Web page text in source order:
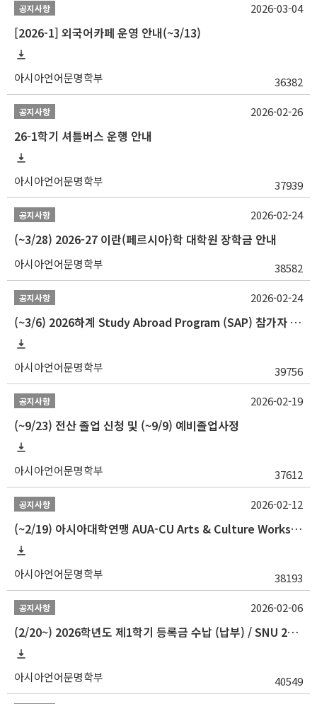
공지사항
[2026-1] 외국어카페 운영 안내(~3/13)
아시아언어문명학부 36382
2026-03-04
공지사항
26-1학기 셔틀버스 운행 안내
아시아언어문명학부 37939
2026-02-26
공지사항
(~3/28) 2026-27 이란(페르시아)학 대학원 장학금 안내
아시아언어문명학부 38582
2026-02-24
공지사항
(~3/6) 2026하계 Study Abroad Program (SAP) 참가자 모집 안내
아시아언어문명학부 39756
2026-02-24
공지사항
(~9/23) 전산 졸업 신청 및 (~9/9) 예비졸업사정
아시아언어문명학부 37612
2026-02-19
공지사항
(~2/19) 아시아대학연맹 AUA-CU Arts & Culture Workshop Camp 2026 참가자 선발 안내
아시아언어문명학부 38193
2026-02-12
공지사항
(2/20~) 2026학년도 제1학기 등록금 수납 (납부) / SNU 26-1 Tuition fee payment notice
아시아언어문명학부 40549
2026-02-06